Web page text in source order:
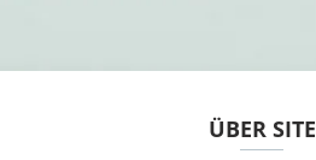
ÜBER SITE